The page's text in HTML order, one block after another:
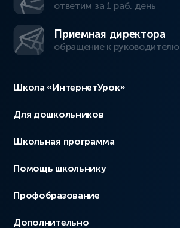
ответим за 1 раб. день
Приемная директора
обращение к руководителю
Школа «ИнтернетУрок»
Для дошкольников
Школьная программа
Помощь школьнику
Профобразование
Дополнительно